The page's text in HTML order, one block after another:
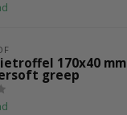
170x40 mm
greep